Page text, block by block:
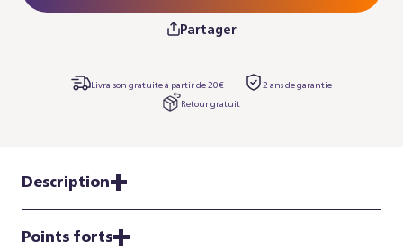
Partager
Livraison gratuite à partir de 20€
2 ans de garantie
Retour gratuit
Description
Points forts